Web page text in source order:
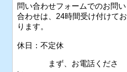
問い合わせフォームでのお問い
合わせは、24時間受け付けてお
ります。
休日：不定休
まず、お電話くださ